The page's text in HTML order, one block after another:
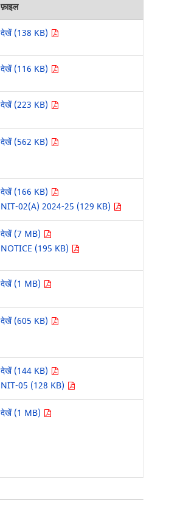
फ़ाइल
देखें (138 KB)
देखें (116 KB)
देखें (223 KB)
देखें (562 KB)
देखें (166 KB)
NIT-02(A) 2024-25 (129 KB)
देखें (7 MB)
NOTICE (195 KB)
देखें (1 MB)
देखें (605 KB)
देखें (144 KB)
NIT-05 (128 KB)
देखें (1 MB)